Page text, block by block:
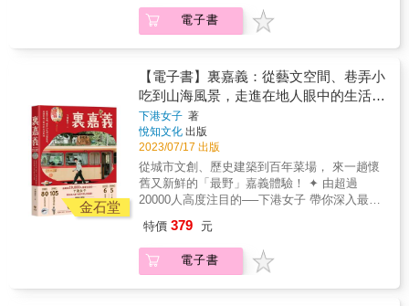
食」早已成為我們的共同語言，橫跨時間與空
間，融合的多種不同文化和風土。 那麼「台灣
味」是什麼？ 「每個人心中的美味，或許就是
漸淡去，但只要吃到相同的味道，便會喚醒最
初的美好。 溫暖，質樸，充滿情感是&Leslie&
畫所傳遞出來的感動，她慣於用筆觸本身來說
故事，以食記的方式，從小吃出發，連結到地
方物產，結合旅遊、飲食經驗&hellip;&hellip;。
形塑出台灣人的共同飲食記憶和自我身分認
同。 專文推薦 型男大主廚客座主廚 陳佑昇
Nobuo餐廳行政主廚 Nobu Lee&李信男 晨光
名推薦 卡卡亂亂煮粉絲團 卡卡 中廣蔣公廚房
掌門人 蔣偉文 百萬人氣YT頻道『蘿潔塔的廚
房』 蘿潔塔 飲食生活作家‧《Yilan美食生活玩
家》網站創辦人&&葉怡蘭 boven 雜誌圖書館創
辦人 周筵川 &
滷肉飯，是用刀切碎後再滷；在南部則稱作肉
臊飯，先用機器絞碎後而滷。 ‧輕提、慢移、用
的，內餡的滷三層肉通常肥瘦參半，加入酸菜
解油膩，無糖花生粉除了可提香之外還可吸收
滷汁，最後加入香菜，perfect。 ‧用鯊魚魚漿製
成的竹輪，炭烤師傅熟練地將魚漿均勻塗抹在
鋼管上，再置於炭火上均勻滾動烤至金黃。 ‧把
再來米研磨成漿，往鐵製大鍋內加水燒滾，沿
鍋邊緣慢慢倒入，把蓋子蓋上，往下銼的米漿
遇蒸氣熟而凝固，再取下後自然風乾，剪成一
片一片。這就是鼎邊銼。 &hellip;&hellip; 台灣
「呷飽沒」是一種日常問候，不管在什麼場合
食」早已成為我們的共同語言，橫跨時間與空
間，融合的多種不同文化和風土。 那麼「台灣
味」是什麼？ 「每個人心中的美味，或許就是
電子書
金石堂
【電子書】裏嘉義：從藝文空間、巷弄小
吃到山海風景，走進在地人眼中的生活角
落
下港女子 著
悅知文化 出版
2023/07/17 出版
從城市文創、歷史建築到百年菜場， 來一趟懷
舊又新鮮的「最野」嘉義體驗！ ✦ 由超過
20000人高度注目的──下港女子 帶你深入最
&times;〔6條獨家路線〕 〔105處精選景點〕
&times;〔80家私房美食〕 & 不只是一本挑
剔、內行的旅遊攻略， 更結合了人文風情，讓
特價 379 元
電子書